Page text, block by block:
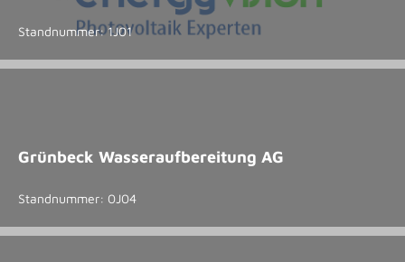
Standnummer: 1J01
Grünbeck Wasseraufbereitung AG
Standnummer: 0J04